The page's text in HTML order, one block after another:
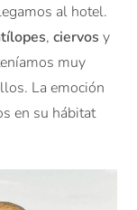
al hotel.
,ciervos y
muy
La emoción
en su hábitat